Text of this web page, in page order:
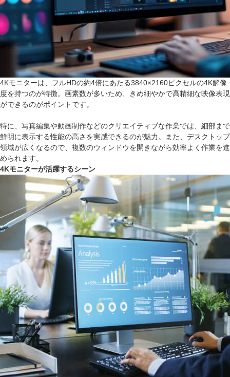
4Kモニターは、フルHDの約4倍にあたる3840×2160ピクセルの4K解像
度を持つのが特徴。画素数が多いため、きめ細やかで高精細な映像表現
ができるのがポイントです。
特に、写真編集や動画制作などのクリエイティブな作業では、細部まで
鮮明に表示する性能の高さを実感できるのが魅力。また、デスクトップ
領域が広くなるので、複数のウィンドウを開きながら効率よく作業を進
められます。
4Kモニターが活躍するシーン